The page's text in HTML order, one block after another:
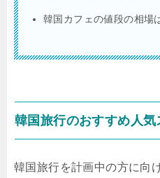
韓国カフェの値段の相場
韓国旅行のおすすめ人気
韓国旅行を計画中の方に向